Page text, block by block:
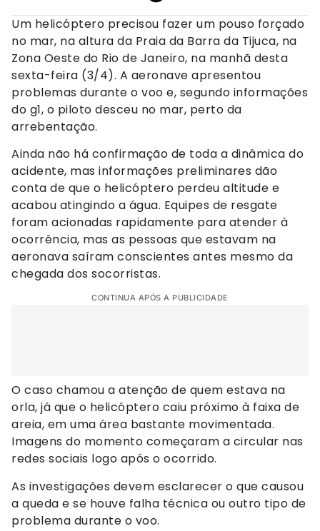
Um helicóptero precisou fazer um pouso forçado
no mar, na altura da Praia da Barra da Tijuca, na
Zona Oeste do Rio de Janeiro, na manhã desta
sexta-feira (3/4). A aeronave apresentou
problemas durante o voo e, segundo informações
do g1, o piloto desceu no mar, perto da
arrebentação.
Ainda não há confirmação de toda a dinâmica do
acidente, mas informações preliminares dão
conta de que o helicóptero perdeu altitude e
acabou atingindo a água. Equipes de resgate
foram acionadas rapidamente para atender à
ocorrência, mas as pessoas que estavam na
aeronava saíram conscientes antes mesmo da
chegada dos socorristas.
CONTINUA APÓS A PUBLICIDADE
O caso chamou a atenção de quem estava na
orla, já que o helicóptero caiu próximo à faixa de
areia, em uma área bastante movimentada.
Imagens do momento começaram a circular nas
redes sociais logo após o ocorrido.
As investigações devem esclarecer o que causou
a queda e se houve falha técnica ou outro tipo de
problema durante o voo.